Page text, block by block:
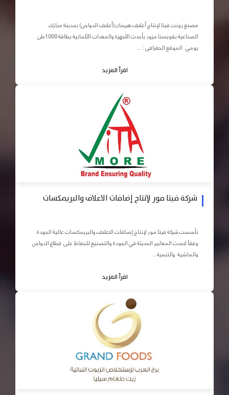
مصنع رونت فيتا لإنتاج أعلاف هيرمان (أعلاف الدواجن) بمدينة مبارك
الصناعية بقويسنا مزود بأحدث الأجهزة والمعدات الآلمانية بطاقة 1000طن
يومي الموقع الجغرافى : ...
اقرأ المزيد
شركة فيتا مور لإنتاج إضافات الاعلاف والبريمكسات
تأسست شركة فيتا مور لإنتاج إضافات الاعلاف والبريمكسات عالية الجودة
وفقاً لاحدث المعايير الحديثة في الجودة والتصنيع للحفاظ على قطاع الدواجن
والماشية والتنمية...
اقرأ المزيد